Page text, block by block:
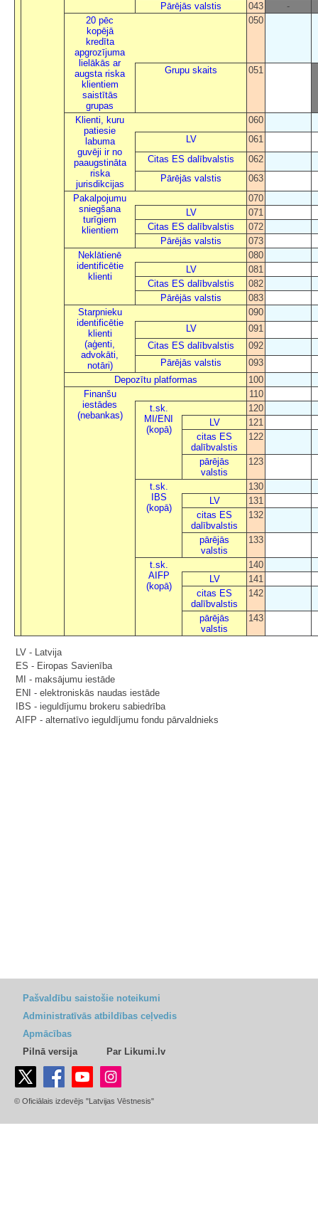
Pārējās valstis
043
-
20 pēc
kopējā
kredīta
apgrozījuma
lielākās ar
augsta riska
klientiem
saistītās
grupas
050
Grupu skaits 051
Klienti, kuru
patiesie
labuma
guvēji ir no
paaugstināta
riska
jurisdikcijas
060
LV
061
Citas ES dalībvalstis
062
Pārējās valstis
063
Pakalpojumu
sniegšana
turīgiem
klientiem
070
LV
071
Citas ES dalībvalstis
072
Pārējās valstis
073
Neklātienē
identificētie
klienti
080
LV
081
Citas ES dalībvalstis
082
Pārējās valstis
083
Starpnieku
identificētie
klienti
(aģenti,
advokāti,
notāri)
090
LV
091
Citas ES dalībvalstis
092
Pārējās valstis
093
Depozītu platformas
100
Finanšu
iestādes
(nebankas)
110
t.sk.
MI/ENI
(kopā)
120
LV
121
citas ES
dalībvalstis
122
pārējās
valstis
123
t.sk.
IBS
(kopā)
130
LV
131
citas ES
dalībvalstis
132
pārējās
valstis
133
t.sk.
AIFP
(kopā)
140
LV
141
citas ES
dalībvalstis
142
pārējās
valstis
143
LV - Latvija
ES - Eiropas Savienība
MI - maksājumu iestāde
ENI - elektroniskās naudas iestāde
IBS - ieguldījumu brokeru sabiedrība
AIFP - alternatīvo ieguldījumu fondu pārvaldnieks
Pašvaldību saistošie noteikumi
Administratīvās atbildības ceļvedis
Apmācības
Pilnā versija
Par Likumi.lv
© Oficiālais izdevējs "Latvijas Vēstnesis"